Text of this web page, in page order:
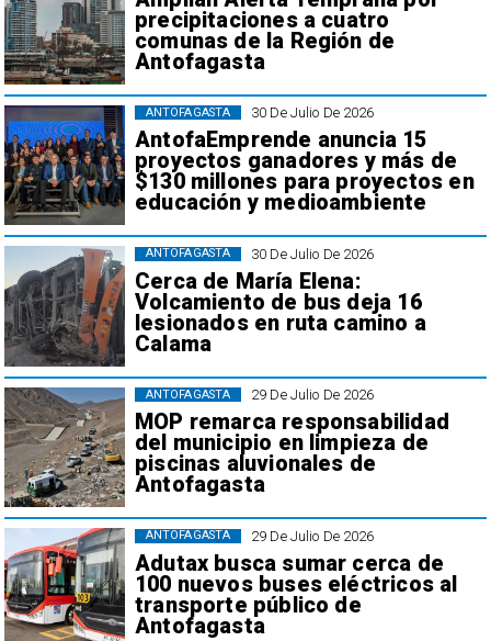
precipitaciones a cuatro
comunas de la Región de
Antofagasta
30 De Julio De 2026
AntofaEmprende anuncia 15
proyectos ganadores y más de
$130 millones para proyectos en
educación y medioambiente
ANTOFAGASTA
30 De Julio De 2026
Cerca de María Elena:
Volcamiento de bus deja 16
lesionados en ruta camino a
Calama
ANTOFAGASTA
29 De Julio De 2026
MOP remarca responsabilidad
del municipio en limpieza de
piscinas aluvionales de
Antofagasta
ANTOFAGASTA
29 De Julio De 2026
Adutax busca sumar cerca de
100 nuevos buses eléctricos al
transporte público de
Antofagasta
ANTOFAGASTA